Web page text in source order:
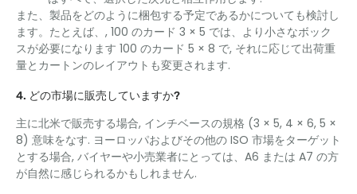
また、製品をどのように梱包する予定であるかについても検討し
ます。たとえば、, 100 のカード 3 × 5 では、より小さなボック
スが必要になります 100 のカード 5 × 8 で, それに応じて出荷重
量とカートンのレイアウトも変更されます.
4. どの市場に販売していますか?
主に北米で販売する場合, インチベースの規格 (3 × 5, 4 × 6, 5 ×
8) 意味をなす. ヨーロッパおよびその他の ISO 市場をターゲット
とする場合, バイヤーや小売業者にとっては、A6 または A7 の方
が自然に感じられるかもしれません.